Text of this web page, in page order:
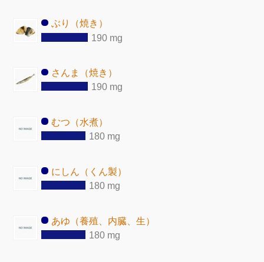
ぶり（焼き）
190 mg
さんま（焼き）
190 mg
むつ（水煮）
180 mg
にしん（くん製）
180 mg
あゆ（養殖、内臓、生）
180 mg